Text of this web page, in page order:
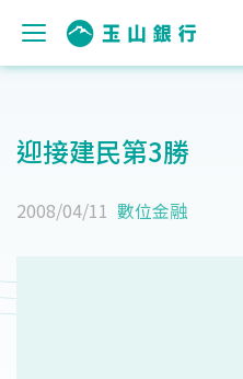
迎接建民第3勝
2008/04/11 數位金融